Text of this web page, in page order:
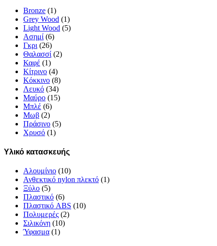
Bronze (1)
Grey Wood (1)
Light Wood (5)
Ασημί (6)
Γκρι (26)
Θαλασσί (2)
Καφέ (1)
Κίτρινο (4)
Κόκκινο (8)
Λευκό (34)
Μαύρο (15)
Μπλέ (6)
Μωβ (2)
Πράσινο (5)
Χρυσό (1)
Υλικό κατασκευής
Αλουμίνιο (10)
Ανθεκτικό nylon πλεκτό (1)
Ξύλο (5)
Πλαστικό (6)
Πλαστικό ABS (10)
Πολυμερές (2)
Σιλικόνη (10)
Ύφασμα (1)